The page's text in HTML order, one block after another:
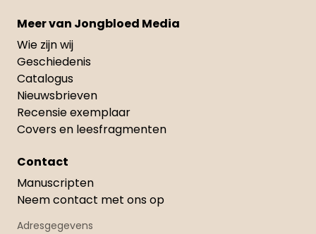
Meer van Jongbloed Media
Wie zijn wij
Geschiedenis
Catalogus
Nieuwsbrieven
Recensie exemplaar
Covers en leesfragmenten
Contact
Manuscripten
Neem contact met ons op
Adresgegevens